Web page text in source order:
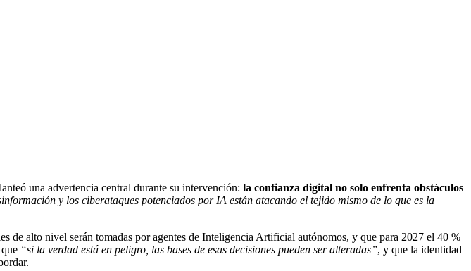
una advertencia central durante su intervención: la confianza digital no solo enfrenta obstáculos
y los ciberataques potenciados por IA están atacando el tejido mismo de lo que es la
de alto nivel serán tomadas por agentes de Inteligencia Artificial autónomos, y que para 2027 el 40 %
“si la verdad está en peligro, las bases de esas decisiones pueden ser alteradas”, y que la identidad